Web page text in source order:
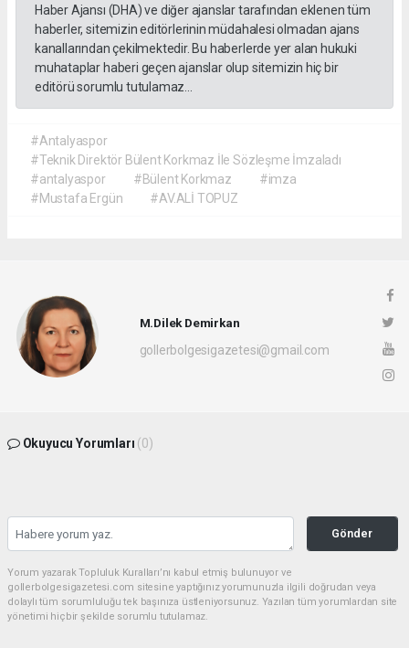
Haber Ajansı (DHA) ve diğer ajanslar tarafından eklenen tüm
haberler, sitemizin editörlerinin müdahalesi olmadan ajans
kanallarından çekilmektedir. Bu haberlerde yer alan hukuki
muhataplar haberi geçen ajanslar olup sitemizin hiç bir
editörü sorumlu tutulamaz...
#Antalyaspor
#Teknik Direktör Bülent Korkmaz İle Sözleşme İmzaladı
#antalyaspor
#Bülent Korkmaz
#imza
#Mustafa Ergün
#AV.ALİ TOPUZ
M.Dilek Demirkan
gollerbolgesigazetesi@gmail.com
Okuyucu Yorumları (0)
Gönder
Yorum yazarak Topluluk Kuralları’nı kabul etmiş bulunuyor ve
gollerbolgesigazetesi.com sitesine yaptığınız yorumunuzla ilgili doğrudan veya
dolaylı tüm sorumluluğu tek başınıza üstleniyorsunuz. Yazılan tüm yorumlardan site
yönetimi hiçbir şekilde sorumlu tutulamaz.